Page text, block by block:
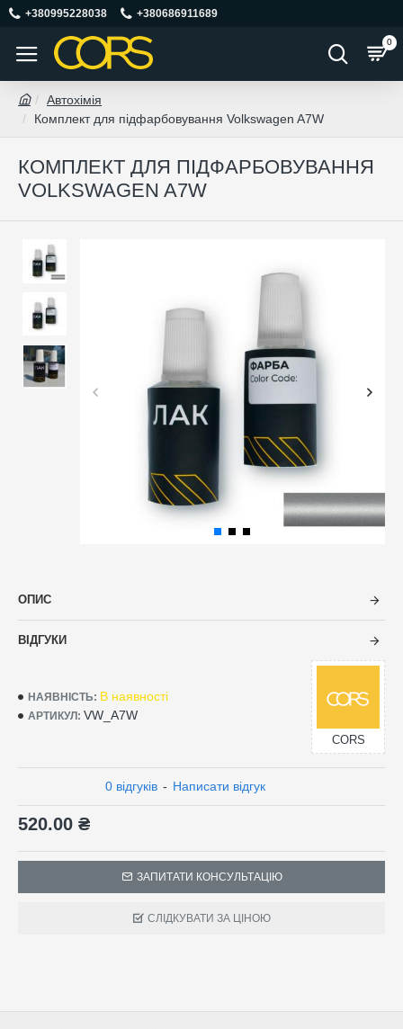
+380995228038 +380686911689
0
Автохімія
Комплект для підфарбовування Volkswagen A7W
КОМПЛЕКТ ДЛЯ ПІДФАРБОВУВАННЯ
VOLKSWAGEN A7W
ОПИС
ВІДГУКИ
НАЯВНІСТЬ: В наявності
АРТИКУЛ: VW_A7W
CORS
0 відгуків - Написати відгук
520.00 ₴
ЗАПИТАТИ КОНСУЛЬТАЦІЮ
СЛІДКУВАТИ ЗА ЦІНОЮ